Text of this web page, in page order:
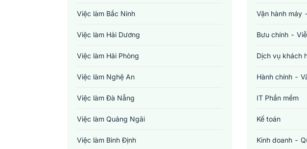
Việc làm Bắc Ninh
Việc làm Hải Dương
Việc làm Hải Phòng
Việc làm Nghệ An
Việc làm Đà Nẵng
Việc làm Quảng Ngãi
Việc làm Bình Định
Vận hành máy
Bưu chính -
Dịch vụ khách
Hành chính -
IT Phần mềm
Kế toán
Kinh doanh -